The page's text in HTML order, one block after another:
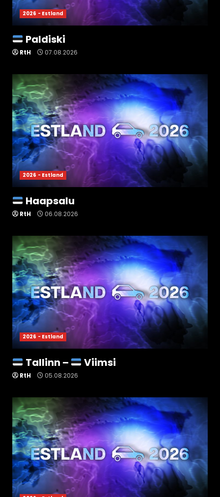
2026 - Estland
Paldiski
RtH 07.08.2026
2026 - Estland
Haapsalu
RtH 06.08.2026
2026 - Estland
Tallinn – Viimsi
RtH 05.08.2026